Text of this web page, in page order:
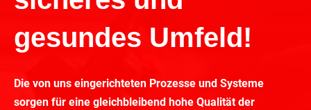
gesundes Umfeld!
Die von uns eingerichteten Prozesse und Systeme
sorgen für eine gleichbleibend hohe Qualität der